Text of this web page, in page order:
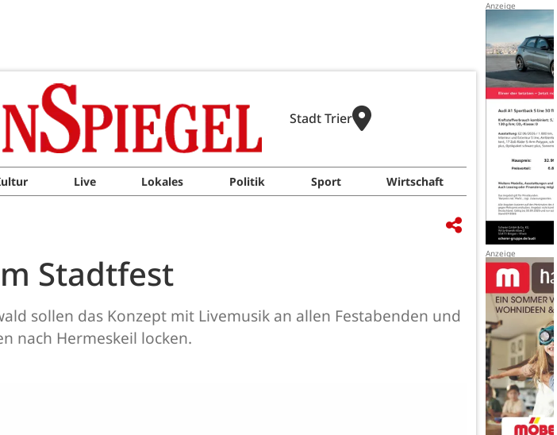
Stadt Trier
Live Lokales Politik Sport Wirtschaft
Stadtfest
sollen das Konzept mit Livemusik an allen Festabenden und
nach Hermeskeil locken.